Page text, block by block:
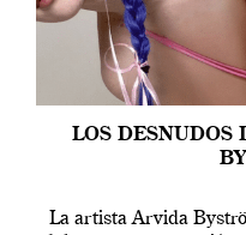
LOS DESNUDOS
La artista Arvida